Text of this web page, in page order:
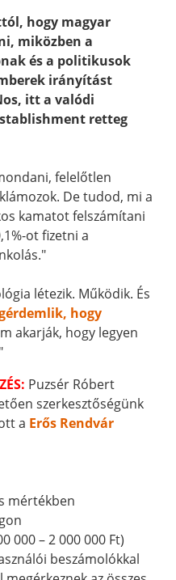
hogy magyar
miközben a
és a politikusok
irányítást
itt a valódi
retteg
felelőtlen
De tudod, mi a
kamatot felszámítani
ot fizetni a
létezik. Működik. És
hogy
akarják, hogy legyen
Puzsér Róbert
szerkesztőségünk
a Erős Rendvár
mértékben
000 – 2 000 000 Ft)
beszámolókkal